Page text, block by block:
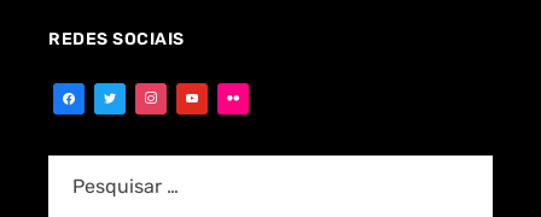
REDES SOCIAIS